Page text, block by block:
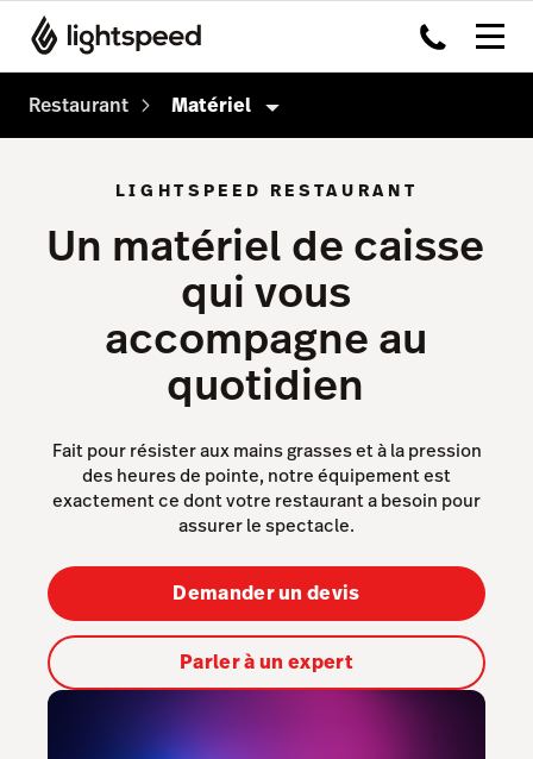
Restaurant Matériel
Order Anywhere
Inventaire
Pulse app
Reservations
Benchmarks & Trends
Intégrations
LIGHTSPEED RESTAURANT
Un matériel de caisse
qui vous
accompagne au
quotidien
Fait pour résister aux mains grasses et à la pression
des heures de pointe, notre équipement est
exactement ce dont votre restaurant a besoin pour
assurer le spectacle.
Demander un devis
Parler à un expert